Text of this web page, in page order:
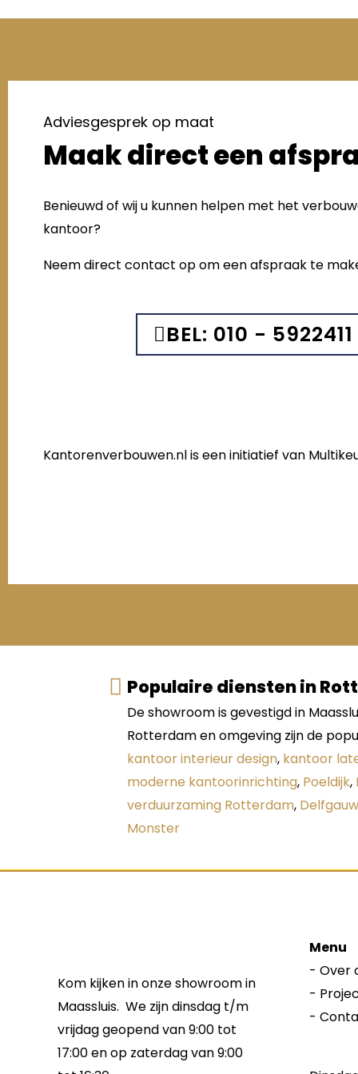
Adviesgesprek op maat
Maak direct een
Benieuwd of wij u kunnen helpen met het
kantoor?
Neem direct contact op om een afspraak te
BEL: 010 - 5922411
Kantorenverbouwen.nl is een initiatief van
Populaire diensten in
De showroom is gevestigd in
Rotterdam en omgeving zijn de
kantoor interieur design, kantoor
moderne kantoorinrichting, Poeldijk,
verduurzaming Rotterdam, Delfgauw
Monster
Kom kijken in onze showroom in
Maassluis. We zijn dinsdag t/m
vrijdag geopend van 9:00 tot
17:00 en op zaterdag van 9:00
Menu
- Over
-
-